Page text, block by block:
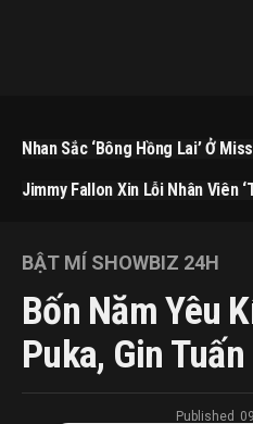
Nhan Sắc ‘bông Hồng Lai’ Ở
Jimmy Fallon Xin Lỗi Nhân Viên
BẬT MÍ SHOWBIZ 24H
Bốn Năm Yêu
Puka, Gin
Published